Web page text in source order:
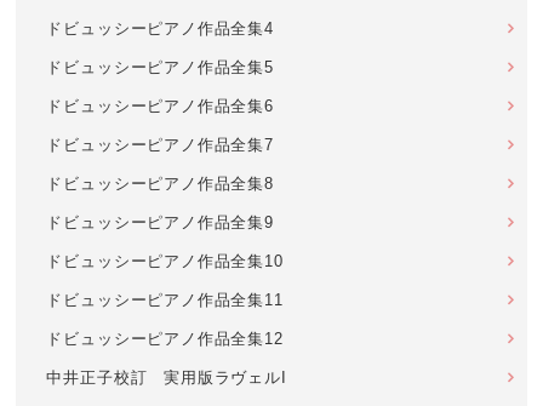
ドビュッシーピアノ作品全集4
ドビュッシーピアノ作品全集5
ドビュッシーピアノ作品全集6
ドビュッシーピアノ作品全集7
ドビュッシーピアノ作品全集8
ドビュッシーピアノ作品全集9
ドビュッシーピアノ作品全集10
ドビュッシーピアノ作品全集11
ドビュッシーピアノ作品全集12
中井正子校訂 実用版ラヴェルI